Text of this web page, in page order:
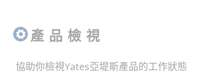
產 品 檢 視
協助你檢視Yates亞堤斯產品的工作狀態